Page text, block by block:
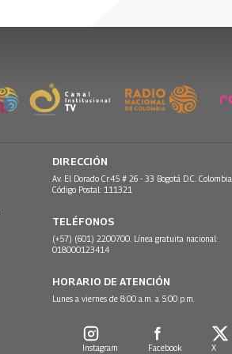
DIRECCIÓN
Av. El Dorado Cr.45 # 26 - 33 Bogotá D.C. Colombia.
Código Postal: 111321
TELÉFONOS
(+57) (601) 2200700. Línea gratuita nacional:
018000123414
HORARIO DE ATENCIÓN
Lunes a viernes de 8:00 a.m. a 5:00 p.m.
Instagram Facebook X